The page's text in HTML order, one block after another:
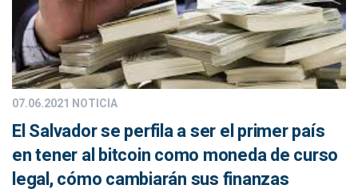
07.06.2021 NOTICIA
El Salvador se perfila a ser el primer país
en tener al bitcoin como moneda de curso
legal, cómo cambiarán sus finanzas